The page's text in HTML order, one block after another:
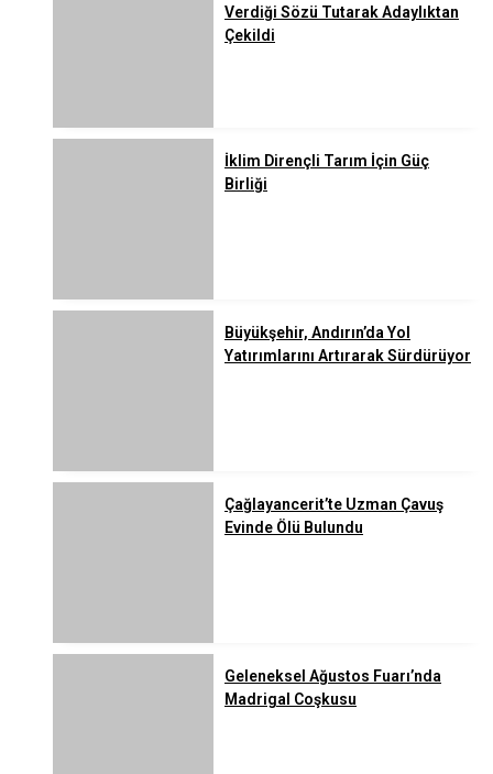
Verdiği Sözü Tutarak Adaylıktan
Çekildi
İklim Dirençli Tarım İçin Güç
Birliği
Büyükşehir, Andırın’da Yol
Yatırımlarını Artırarak Sürdürüyor
Çağlayancerit’te Uzman Çavuş
Evinde Ölü Bulundu
Geleneksel Ağustos Fuarı’nda
Madrigal Coşkusu